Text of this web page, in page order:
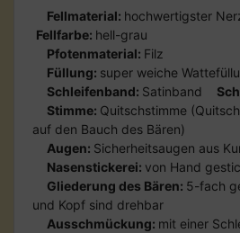
Fellmaterial: hochwertigster
Fellfarbe: hell-grau
Pfotenmaterial: Filz
Füllung: super weiche
Schleifenband: Satinband
Stimme: Quitschstimme
auf den Bauch des Bären)
Augen: Sicherheitsaugen aus
Nasenstickerei: von Hand
Gliederung des Bären: 5-fach
und Kopf sind drehbar
Ausschmückung: mit einer